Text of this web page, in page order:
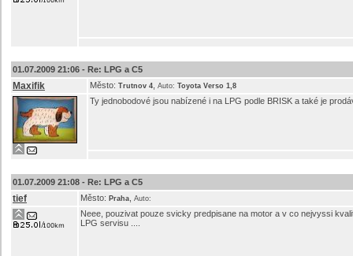
01.07.2009 21:06 - Re: LPG a C5
Maxifik Město: Trutnov 4 Auto: Toyota Verso 1,8
Ty jednobodové jsou nabízené i na LPG podle BRISK a také je
01.07.2009 21:08 - Re: LPG a C5
tief Město: Praha Auto:
Neee, pouzivat pouze svicky predpisane na motor a v co nejvyssi
LPG servisu ....